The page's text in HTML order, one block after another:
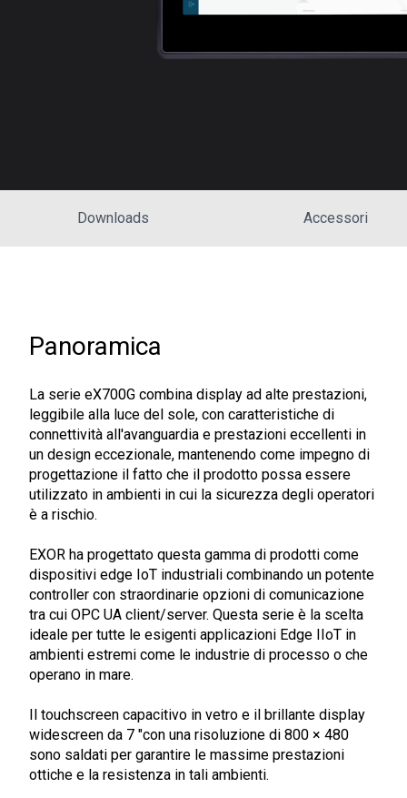
Downloads Accessori
Panoramica
La serie eX700G combina display ad alte prestazioni,
leggibile alla luce del sole, con caratteristiche di
connettività all'avanguardia e prestazioni eccellenti in
un design eccezionale, mantenendo come impegno di
progettazione il fatto che il prodotto possa essere
utilizzato in ambienti in cui la sicurezza degli operatori
è a rischio.
EXOR ha progettato questa gamma di prodotti come
dispositivi edge IoT industriali combinando un potente
controller con straordinarie opzioni di comunicazione
tra cui OPC UA client/server. Questa serie è la scelta
ideale per tutte le esigenti applicazioni Edge IIoT in
ambienti estremi come le industrie di processo o che
operano in mare.
Il touchscreen capacitivo in vetro e il brillante display
widescreen da 7 "con una risoluzione di 800 × 480
sono saldati per garantire le massime prestazioni
ottiche e la resistenza in tali ambienti.